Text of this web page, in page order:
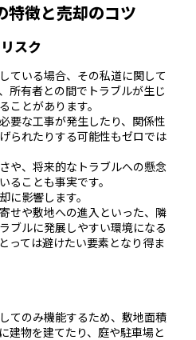
特徴と売却のコツ
スク
ている場合、その私道に関して
所有者との間でトラブルが生じ
ことがあります。
要な工事が発生したり、関係性
られたりする可能性もゼロでは
や、将来的なトラブルへの懸念
ることも事実です。
に影響します。
せや敷地への進入といった、隣
ブルに発展しやすい環境になる
っては避けたい要素となり得ま
てのみ機能するため、敷地面積
建物を建てたり、庭や駐車場と